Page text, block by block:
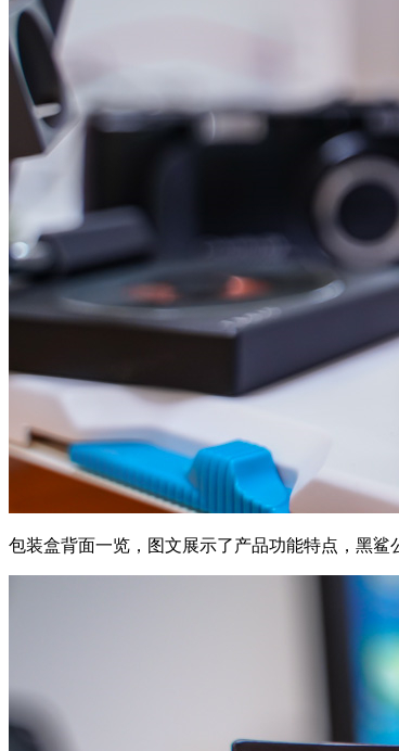
包装盒背面一览，图文展示了产品功能特点，黑鲨